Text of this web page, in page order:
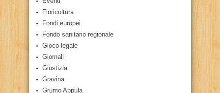
Floricoltura
Fondi europei
Fondo sanitario regionale
Gioco legale
Giornali
Giustizia
Gravina
Grumo Appula